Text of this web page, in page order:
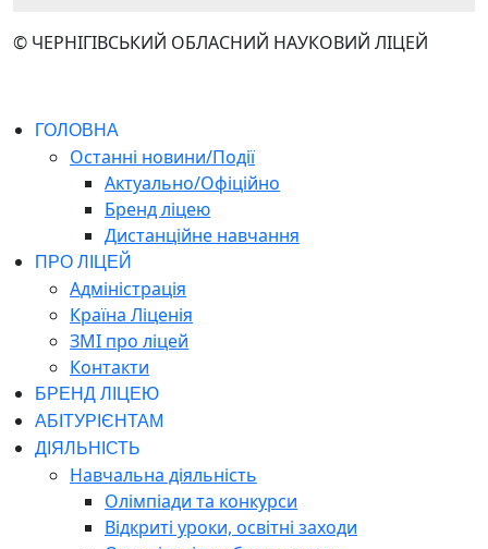
© ЧЕРНІГІВСЬКИЙ ОБЛАСНИЙ НАУКОВИЙ ЛІЦЕЙ
ГОЛОВНА
Останні новини/Події
Актуально/Офіційно
Бренд ліцею
Дистанційне навчання
ПРО ЛІЦЕЙ
Адміністрація
Країна Ліценія
ЗМІ про ліцей
Контакти
БРЕНД ЛІЦЕЮ
АБІТУРІЄНТАМ
ДІЯЛЬНІСТЬ
Навчальна діяльність
Олімпіади та конкурси
Відкриті уроки, освітні заходи